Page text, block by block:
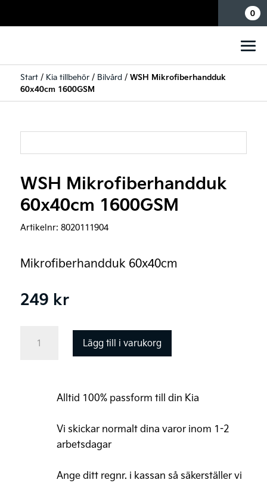
0
Start/ Kia tillbehör/ Bilvård / WSH Mikrofiberhandduk
60x40cm 1600GSM
WSH Mikrofiberhandduk
60x40cm 1600GSM
Artikelnr: 8020111904
Mikrofiberhandduk 60x40cm
249 kr
Mikrofiberhandduk
Lägg till i varukorg
Alltid 100% passform till din Kia
Vi skickar normalt dina varor inom 1-2
arbetsdagar
Ange ditt regnr. i kassan så säkerställer vi